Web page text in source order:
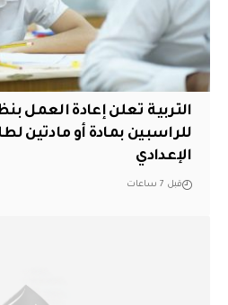
التربية تعلن إعادة العمل
للراسبين بمادة أو مادتين
الإعدادي
قبل 7 ساعات